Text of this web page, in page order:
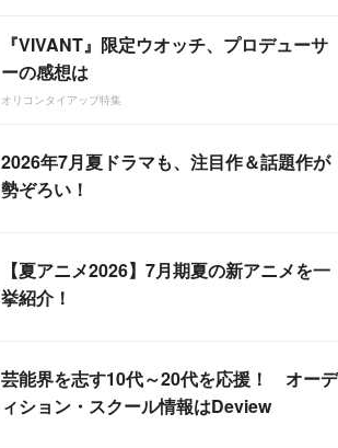
『VIVANT』限定ウオッチ、プロデューサ
ーの感想は
オリコンタイアップ特集
2026年7月夏ドラマも、注目作＆話題作が
勢ぞろい！
【夏アニメ2026】7月期夏の新アニメを一
挙紹介！
芸能界を志す10代～20代を応援！ オーデ
ィション・スクール情報はDeview